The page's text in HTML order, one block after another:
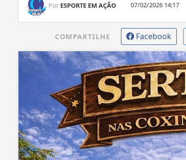
Por ESPORTE EM AÇÃO 07/02/2026 14:17
COMPARTILHE Facebook